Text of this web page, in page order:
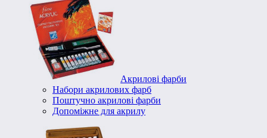
Акрилові фарби
Набори акрилових фарб
Поштучно акрилові фарби
Допоміжне для акрилу